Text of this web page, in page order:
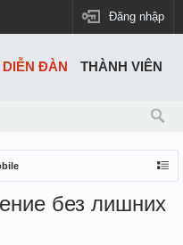
Đăng nhập
без лишних
DIỄN ĐÀN THÀNH VIÊN